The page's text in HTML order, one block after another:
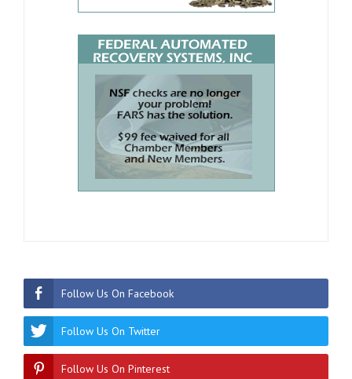
Follow Us On Facebook
Follow Us On Twitter
Follow Us On Pinterest